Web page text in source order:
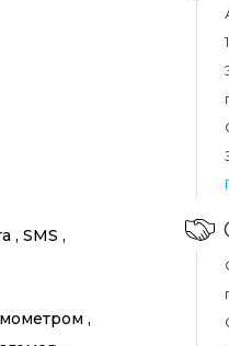
, SMS ,
,